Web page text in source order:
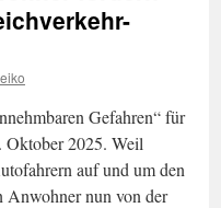
Gefahren“ für
Oktober 2025. Weil
auf und um den
Anwohner nun von der